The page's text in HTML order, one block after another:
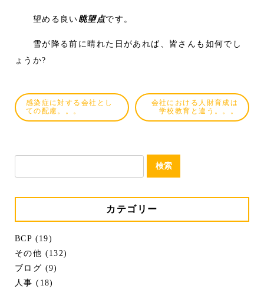
望める良い眺望点です。
雪が降る前に晴れた日があれば、皆さんも如何でし
ょうか?
感染症に対する会社とし
ての配慮。。。
会社における人財育成は
学校教育と違う。。。
検
カテゴリー
BCP (19)
その他 (132)
ブログ (9)
人事 (18)